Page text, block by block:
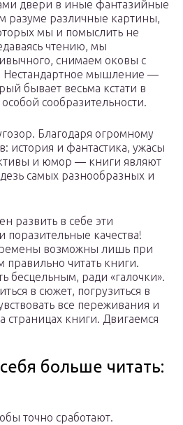
двери в иные фантазийные
разуме различные картины,
мы и помыслить не
чтению, мы
снимаем оковы с
Нестандартное мышление —
бывает весьма кстати в
сообразительности.
Благодаря огромному
история и фантастика, ужасы
и юмор — книги являют
самых разнообразных и
развить в себе эти
поразительные качества!
возможны лишь при
правильно читать книги.
бесцельным, ради «галочки».
в сюжет, погрузиться в
все переживания и
страницах книги. Двигаемся
больше читать:
точно сработают.